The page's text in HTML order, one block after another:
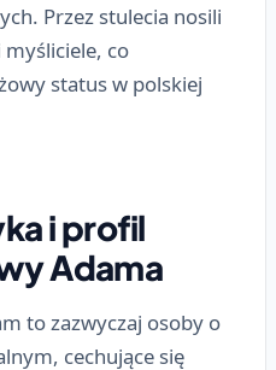
Przez stulecia nosili
myśliciele, co
status w polskiej
i profil
Adama
to zazwyczaj osoby o
cechujące się